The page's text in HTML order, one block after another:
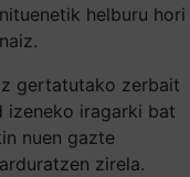
helburu hori
gertatutako zerbait
izeneko iragarki bat
nuen gazte
zirela.